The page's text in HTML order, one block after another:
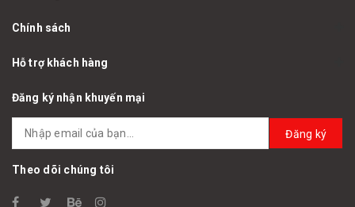
Chính sách
Hỗ trợ khách hàng
Đăng ký nhận khuyến mại
Đăng ký
Theo dõi chúng tôi